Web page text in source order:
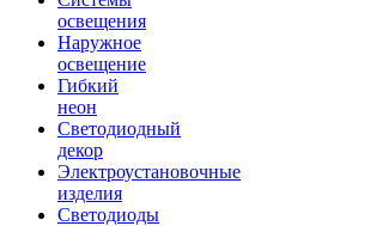
освещения
Наружное
освещение
Гибкий
неон
Светодиодный
декор
Электроустановочные
изделия
Светодиоды